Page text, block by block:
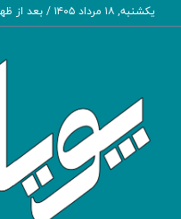
یکشنبه, ۱۸ مرداد ۱۴۰۵ / بعد از ظهر /